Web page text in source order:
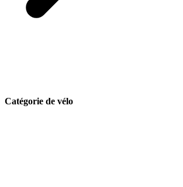
Catégorie de vélo